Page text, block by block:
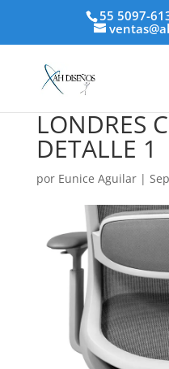
55 5097-
LONDRES
DETALLE 1
por Eunice Aguilar|